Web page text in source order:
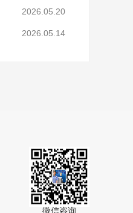
2026.05.20
2026.05.14
微信咨询